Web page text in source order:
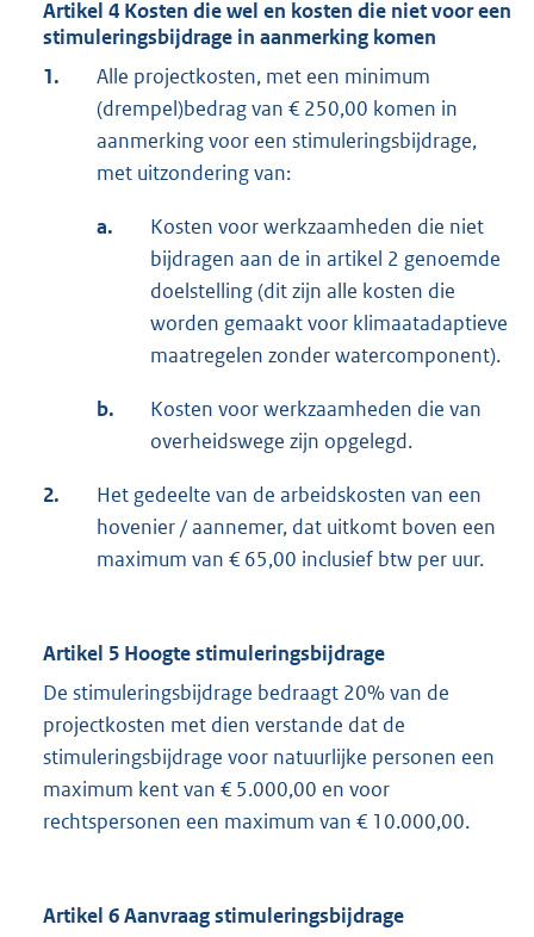
Artikel 4 Kosten die wel en kosten die niet voor een
stimuleringsbijdrage in aanmerking komen
1.
Alle projectkosten, met een minimum
(drempel)bedrag van € 250,00 komen in
aanmerking voor een stimuleringsbijdrage,
met uitzondering van:
a.
Kosten voor werkzaamheden die niet
bijdragen aan de in artikel 2 genoemde
doelstelling (dit zijn alle kosten die
worden gemaakt voor klimaatadaptieve
maatregelen zonder watercomponent).
b.
Kosten voor werkzaamheden die van
overheidswege zijn opgelegd.
2.
Het gedeelte van de arbeidskosten van een
hovenier / aannemer, dat uitkomt boven een
maximum van € 65,00 inclusief btw per uur.
Artikel 5 Hoogte stimuleringsbijdrage
De stimuleringsbijdrage bedraagt 20% van de
projectkosten met dien verstande dat de
stimuleringsbijdrage voor natuurlijke personen een
maximum kent van € 5.000,00 en voor
rechtspersonen een maximum van € 10.000,00.
Artikel 6 Aanvraag stimuleringsbijdrage